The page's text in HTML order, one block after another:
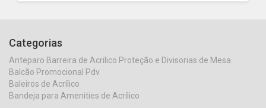
Categorias
Anteparo Barreira de Acrilico Proteção e Divisorias de Mesa
Balcão Promocional Pdv
Baleiros de Acrílico
Bandeja para Amenities de Acrílico